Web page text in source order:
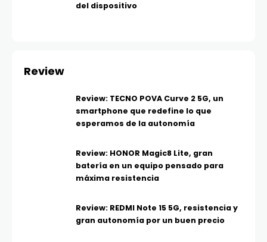
del dispositivo
Review
Review: TECNO POVA Curve 2 5G, un
smartphone que redefine lo que
esperamos de la autonomía
Review: HONOR Magic8 Lite, gran
batería en un equipo pensado para
máxima resistencia
Review: REDMI Note 15 5G, resistencia y
gran autonomía por un buen precio